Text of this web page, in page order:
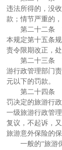
违法所得的，没
款；情节严重的
第二十二条 旅
本规定第十五条
责令限期改正，
第二十三条 旅
游行政管理部门
元以下的罚款。
第二十四条 旅
罚决定的旅游行
一级旅游行政管
复议，不起诉，
旅游意外保险的
一般的“旅游保